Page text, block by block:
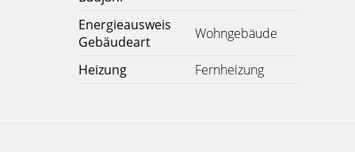
Energieausweis
Gebäudeart
Wohngebäude
Heizung Fernheizung